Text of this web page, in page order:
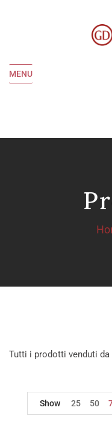
MENU
Tutti i prodotti venduti da
Show
25 50